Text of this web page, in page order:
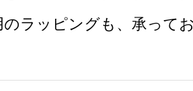
ラッピングも、承って